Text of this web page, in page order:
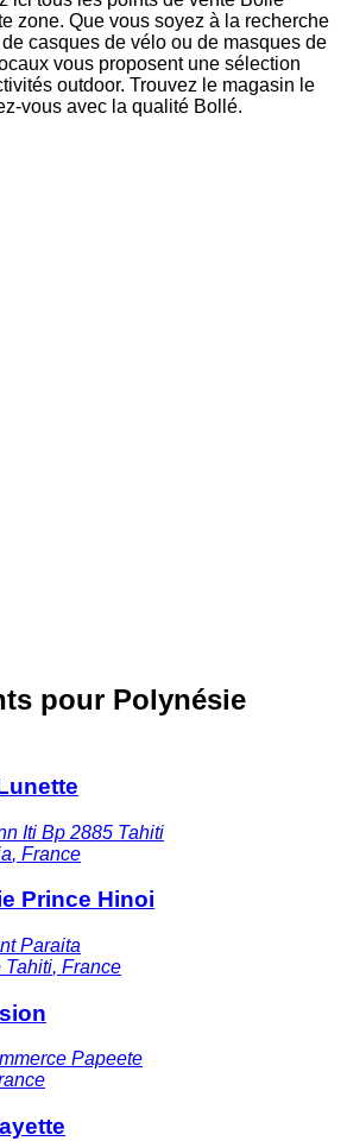
zone. Que vous soyez à la recherche
casques de vélo ou de masques de
vous proposent une sélection
outdoor. Trouvez le magasin le
vous avec la qualité Bollé.
pour Polynésie
Iti Bp 2885 Tahiti
, France
Prince Hinoi
Paraita
Tahiti, France
Papeete